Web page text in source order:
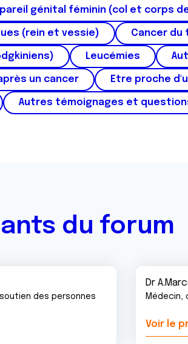
génital féminin (col et corps
(rein et vessie) Cancer
Leucémies
un cancer Etre proche
Autres témoignages et
du forum
des personnes
Dr
Médecin,
Voir le